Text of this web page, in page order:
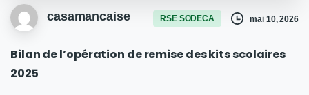
casamancaise RSE SODECA mai 10, 2026
Bilan de l’opération de remise des kits scolaires
2025